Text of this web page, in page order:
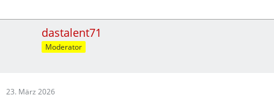
dastalent71
Moderator
23. März 2026